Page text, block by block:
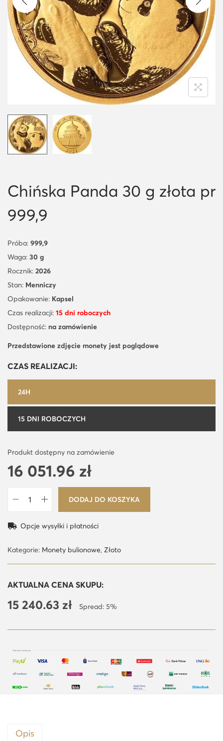
i
o
n
Chińska Panda 30 g złota pr
999,9
Próba: 999,9
Waga: 30 g
Rocznik: 2026
Stan: Menniczy
Opakowanie: Kapsel
Czas realizacji: 15 dni roboczych
Dostępność: na zamówienie
Przedstawione zdjęcie monety jest poglądowe
CZAS REALIZACJI:
24H
15 DNI ROBOCZYCH
Produkt dostępny na zamówienie
16 051.96 zł
i
ś
h
i
s
a
DODAJ DO KOSZYKA
Opcje wysyłki i płatności
Kategorie: Monety bulionowe, Złoto
AKTUALNA CENA SKUPU:
15 240.63 zł Spread: 5%
Opis